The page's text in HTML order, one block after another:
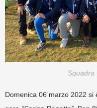
Squadra
Domenica 06 marzo 2022